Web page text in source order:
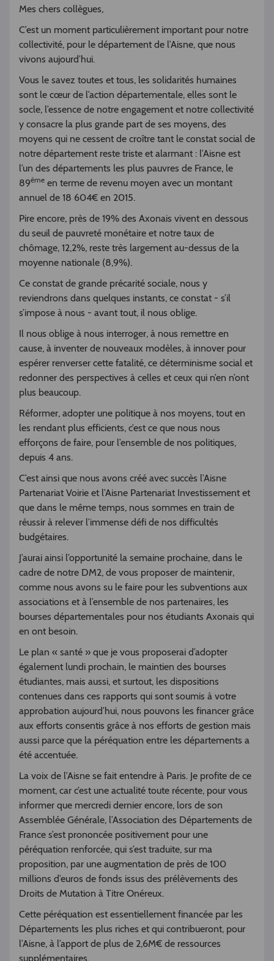
Mes chers collègues,
C’est un moment particulièrement important pour notre
collectivité, pour le département de l’Aisne, que nous
vivons aujourd’hui.
Vous le savez toutes et tous, les solidarités humaines
sont le cœur de l’action départementale, elles sont le
socle, l’essence de notre engagement et notre collectivité
y consacre la plus grande part de ses moyens, des
moyens qui ne cessent de croître tant le constat social de
notre département reste triste et alarmant : l’Aisne est
l’un des départements les plus pauvres de France, le
89ème en terme de revenu moyen avec un montant
annuel de 18 604€ en 2015.
Pire encore, près de 19% des Axonais vivent en dessous
du seuil de pauvreté monétaire et notre taux de
chômage, 12,2%, reste très largement au-dessus de la
moyenne nationale (8,9%).
Ce constat de grande précarité sociale, nous y
reviendrons dans quelques instants, ce constat - s’il
s’impose à nous - avant tout, il nous oblige.
Il nous oblige à nous interroger, à nous remettre en
cause, à inventer de nouveaux modèles, à innover pour
espérer renverser cette fatalité, ce déterminisme social et
redonner des perspectives à celles et ceux qui n’en n’ont
plus beaucoup.
Réformer, adopter une politique à nos moyens, tout en
les rendant plus efficients, c’est ce que nous nous
efforçons de faire, pour l’ensemble de nos politiques,
depuis 4 ans.
C’est ainsi que nous avons créé avec succès l’Aisne
Partenariat Voirie et l’Aisne Partenariat Investissement et
que dans le même temps, nous sommes en train de
réussir à relever l’immense défi de nos difficultés
budgétaires.
J’aurai ainsi l’opportunité la semaine prochaine, dans le
cadre de notre DM2, de vous proposer de maintenir,
comme nous avons su le faire pour les subventions aux
associations et à l’ensemble de nos partenaires, les
bourses départementales pour nos étudiants Axonais qui
en ont besoin.
Le plan « santé » que je vous proposerai d’adopter
également lundi prochain, le maintien des bourses
étudiantes, mais aussi, et surtout, les dispositions
contenues dans ces rapports qui sont soumis à votre
approbation aujourd’hui, nous pouvons les financer grâce
aux efforts consentis grâce à nos efforts de gestion mais
aussi parce que la péréquation entre les départements a
été accentuée.
La voix de l’Aisne se fait entendre à Paris. Je profite de ce
moment, car c’est une actualité toute récente, pour vous
informer que mercredi dernier encore, lors de son
Assemblée Générale, l’Association des Départements de
France s’est prononcée positivement pour une
péréquation renforcée, qui s’est traduite, sur ma
proposition, par une augmentation de près de 100
millions d’euros de fonds issus des prélèvements des
Droits de Mutation à Titre Onéreux.
Cette péréquation est essentiellement financée par les
Départements les plus riches et qui contribueront, pour
l’Aisne, à l’apport de plus de 2,6M€ de ressources
supplémentaires.